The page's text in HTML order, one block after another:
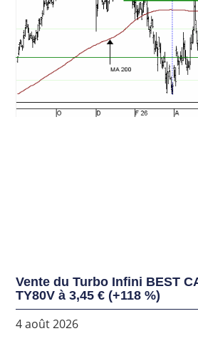
Vente du Turbo Infini BEST
TY80V à 3,45 € (+118 %)
4 août 2026